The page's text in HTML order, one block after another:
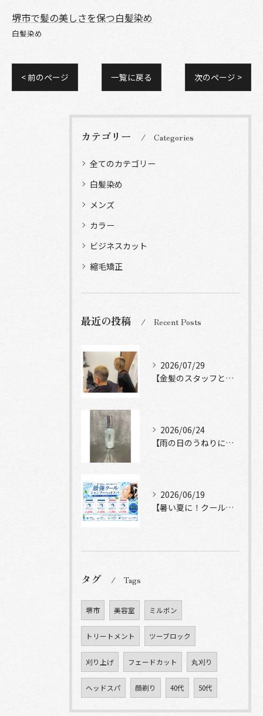
堺市で髪の美しさを保つ白髪染め
白髪染め
< 前のページ 一覧に戻る 次のページ >
カテゴリー Categories
全てのカテゴリー
白髪染め
メンズ
カラー
ビジネスカット
縮毛矯正
最近の投稿 Recent Posts
2026/07/29
【金髪のスタッフと常連様ショット】
2026/06/24
【雨の日のうねりにストレートロック】
2026/06/19
【暑い夏に！クールシャンプーヘッドスパ】
タグ Tags
堺市 美容室 ミルボン
トリートメント ツーブロック
刈り上げ フェードカット 丸刈り
ヘッドスパ 顔剃り 40代 50代